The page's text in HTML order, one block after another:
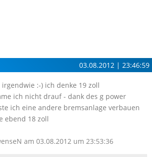
03.08.2012 | 23:46:59
:-) ich denke 19 zoll
ich nicht drauf - dank des g power
ich eine andere bremsanlage verbauen
ebend 18 zoll
am 03.08.2012 um 23:53:36